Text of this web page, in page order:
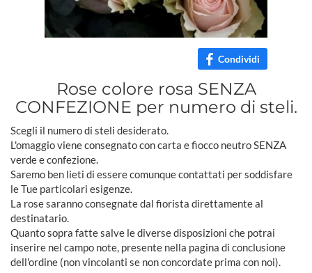
Condividi
Rose colore rosa SENZA
CONFEZIONE per numero di steli.
Scegli il numero di steli desiderato.
L'omaggio viene consegnato con carta e fiocco neutro SENZA
verde e confezione.
Saremo ben lieti di essere comunque contattati per soddisfare
le Tue particolari esigenze.
La rose saranno consegnate dal fiorista direttamente al
destinatario.
Quanto sopra fatte salve le diverse disposizioni che potrai
inserire nel campo note, presente nella pagina di conclusione
dell'ordine (non vincolanti se non concordate prima con noi).